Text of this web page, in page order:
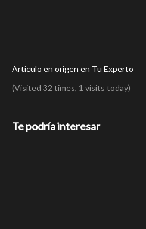
Articulo en origen en Tu Experto
(Visited 32 times, 1 visits today)
Te podría interesar